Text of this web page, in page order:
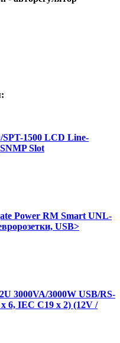
1500 LCD Line-
Slot
Power RM Smart UNL-
USB>
3000VA/3000W USB/RS-
6, IEC C19 x 2) (12V /